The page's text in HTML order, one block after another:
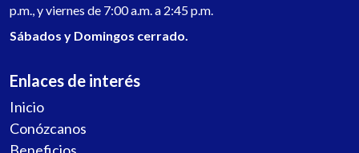
p.m., y viernes de 7:00 a.m. a 2:45 p.m.
Sábados y Domingos cerrado.
Enlaces de interés
Inicio
Conózcanos